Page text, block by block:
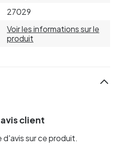
27029
Voir les informations sur le
produit
client
d'avis sur ce produit.